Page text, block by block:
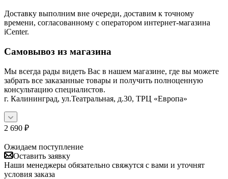
Доставку выполним вне очереди, доставим к точному
времени, согласованному с оператором интернет-магазина
iCenter.
Самовывоз из магазина
Мы всегда рады видеть Вас в нашем магазине, где вы можете
забрать все заказанные товары и получить полноценную
консультацию специалистов.
г. Калининград, ул.Театральная, д.30, ТРЦ «Европа»
2 690 ₽
Ожидаем поступление
Оставить заявку
Наши менеджеры обязательно свяжутся с вами и уточнят
условия заказа